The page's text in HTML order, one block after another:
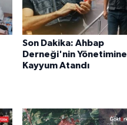
Son Dakika: Ahbap
Derneği'nin Yönetimine
Kayyum Atandı